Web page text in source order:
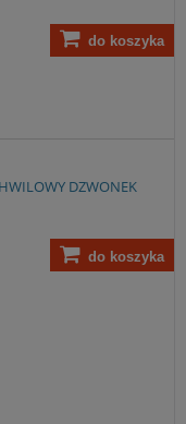
do koszyka
DZWONEK
do koszyka